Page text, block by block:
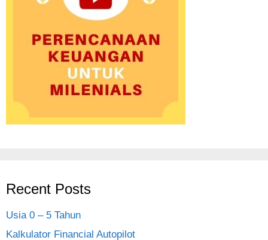
Recent Posts
Usia 0 – 5 Tahun
Kalkulator Financial Autopilot